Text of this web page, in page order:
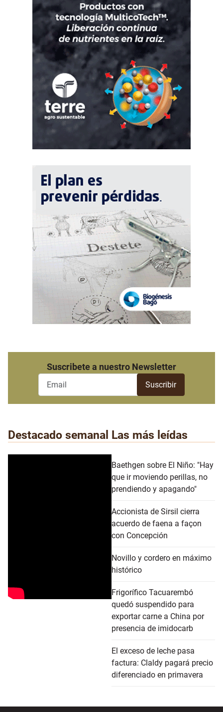
Suscribete a nuestro Newsletter
Destacado semanal Las más leídas
Baethgen sobre El Niño: "Hay
que ir moviendo perillas, no
prendiendo y apagando"
Accionista de Sirsil cierra
acuerdo de faena a façon
con Concepción
Novillo y cordero en máximo
histórico
Frigorífico Tacuarembó
quedó suspendido para
exportar carne a China por
presencia de imidocarb
El exceso de leche pasa
factura: Claldy pagará precio
diferenciado en primavera